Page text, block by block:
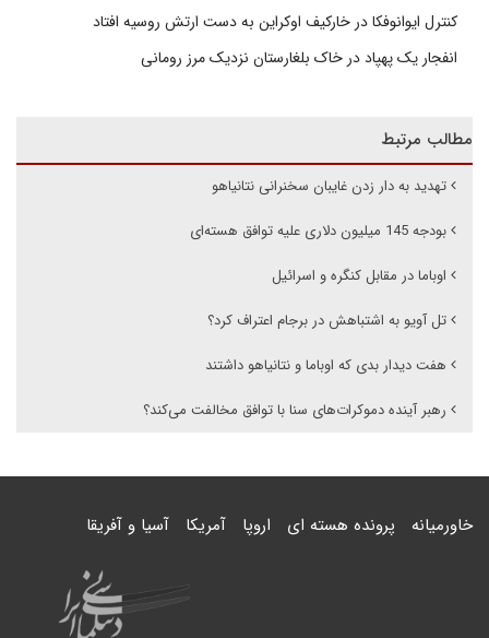
کنترل ایوانوفکا در خارکیف اوکراین به دست ارتش روسیه افتاد
انفجار یک پهپاد در خاک بلغارستان نزدیک مرز رومانی
مطالب مرتبط
تهدید به دار زدن غایبان سخنرانی نتانیاهو
بودجه 145 میلیون دلاری علیه توافق هسته‌ای
اوباما در مقابل کنگره و اسرائیل
تل آویو به اشتباهش در برجام اعتراف کرد؟
هفت دیدار بدی که اوباما و نتانیاهو داشتند
رهبر آینده دموکرات‌های سنا با توافق مخالفت می‌کند؟
خاورمیانه پرونده هسته ای اروپا آمریکا آسیا و آفریقا